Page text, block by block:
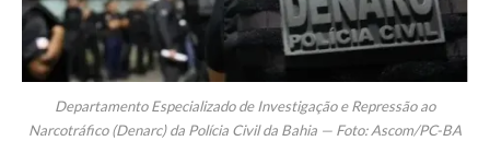
Departamento Especializado de Investigação e Repressão ao
Narcotráfico (Denarc) da Polícia Civil da Bahia — Foto: Ascom/PC-BA